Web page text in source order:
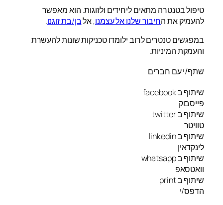
טיפול בטנטרה מתאים ליחידים ולזוגות. הוא מאפשר
להעמיק את החיבור שלנו אל עצמנו, אלבן/בת זוגנו.
במפגשים טנטרים לרוב ילומדו טכניקות שונות להעשרת
והעמקת המיניות.
שתף/י עם חברים
שיתוף ב facebook
פייסבוק
שיתוף ב twitter
טוויטר
שיתוף ב linkedin
לינקדאין
שיתוף ב whatsapp
וואטסאפ
שיתוף ב print
הדפס/י